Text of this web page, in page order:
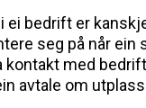
ei bedrift er
seg på når ein
kontakt med
avtale om